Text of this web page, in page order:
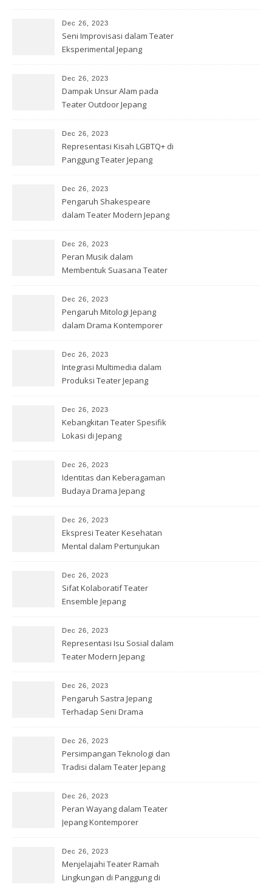
Dec 26, 2023
Seni Improvisasi dalam Teater
Eksperimental Jepang
Dec 26, 2023
Dampak Unsur Alam pada
Teater Outdoor Jepang
Dec 26, 2023
Representasi Kisah LGBTQ+ di
Panggung Teater Jepang
Dec 26, 2023
Pengaruh Shakespeare
dalam Teater Modern Jepang
Dec 26, 2023
Peran Musik dalam
Membentuk Suasana Teater
Dec 26, 2023
Pengaruh Mitologi Jepang
dalam Drama Kontemporer
Dec 26, 2023
Integrasi Multimedia dalam
Produksi Teater Jepang
Dec 26, 2023
Kebangkitan Teater Spesifik
Lokasi di Jepang
Dec 26, 2023
Identitas dan Keberagaman
Budaya Drama Jepang
Dec 26, 2023
Ekspresi Teater Kesehatan
Mental dalam Pertunjukan
Dec 26, 2023
Sifat Kolaboratif Teater
Ensemble Jepang
Dec 26, 2023
Representasi Isu Sosial dalam
Teater Modern Jepang
Dec 26, 2023
Pengaruh Sastra Jepang
Terhadap Seni Drama
Dec 26, 2023
Persimpangan Teknologi dan
Tradisi dalam Teater Jepang
Dec 26, 2023
Peran Wayang dalam Teater
Jepang Kontemporer
Dec 26, 2023
Menjelajahi Teater Ramah
Lingkungan di Panggung di